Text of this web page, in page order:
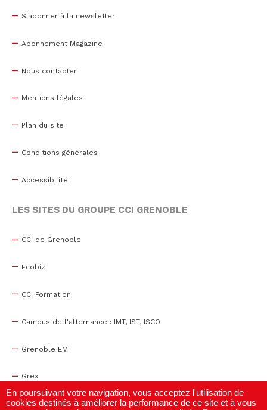
S'abonner à la newsletter
Abonnement Magazine
Nous contacter
Mentions légales
Plan du site
Conditions générales
Accessibilité
LES SITES DU GROUPE CCI GRENOBLE
CCI de Grenoble
Ecobiz
CCI Formation
Campus de l'alternance : IMT, IST, ISCO
Grenoble EM
Grex
WTC Grenoble
En poursuivant votre navigation, vous acceptez l'utilisation de
cookies destinés à améliorer la performance de ce site et à vous